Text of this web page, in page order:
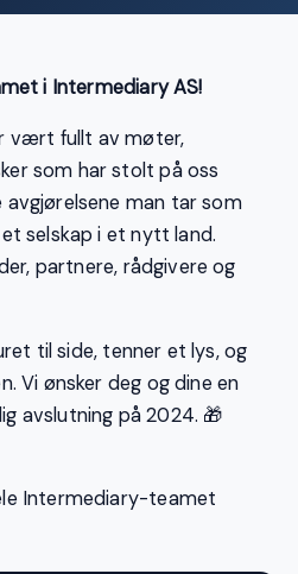
i Intermediary AS!
vært fullt av møter,
som har stolt på oss
man tar som
selskap i et nytt land.
partnere, rådgivere og
til side, tenner et lys, og
Vi ønsker deg og dine en
avslutning på 2024. 🎁
Intermediary-teamet